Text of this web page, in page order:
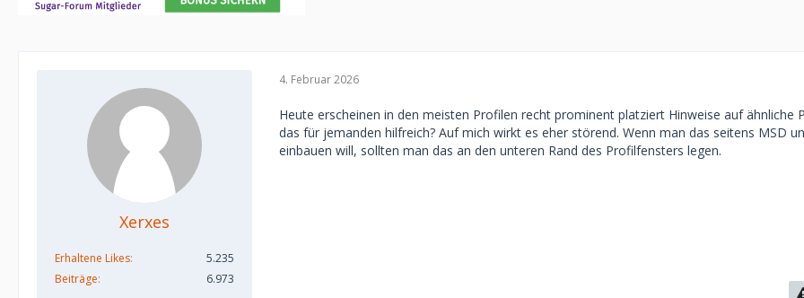
Xerxes
Erhaltene Likes
5.235
Beiträge
6.973
4. Februar 2026
Heute erscheinen in den meisten Profilen recht prominent platziert Hinweise auf ähnliche
das für jemanden hilfreich? Auf mich wirkt es eher störend. Wenn man das seitens MSD
einbauen will, sollten man das an den unteren Rand des Profilfensters legen.